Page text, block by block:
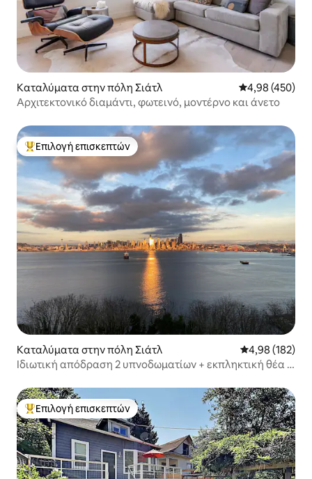
Καταλύματα στην πόλη Σιάτλ Μέση
4,98 (450)
Αρχιτεκτονικό διαμάντι, φωτεινό, μοντέρνο και άνετο
Κορυφαία επιλογή επισκεπτών
Επιλογή επισκεπτών
Καταλύματα στην πόλη Σιάτλ Μέση
4,98 (182)
Ιδιωτική απόδραση 2 υπνοδωματίων + εκπληκτική θέα +
Κορυφαία επιλογή επισκεπτών
Επιλογή επισκεπτών